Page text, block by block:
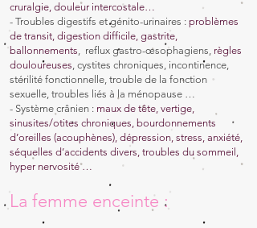
cruralgie, douleur intercostale…
- Troubles digestifs et génito-urinaires : problèmes
de transit, digestion difficile, gastrite,
ballonnements, reflux gastro-œsophagiens, règles
douloureuses, cystites chroniques, incontinence,
stérilité fonctionnelle, trouble de la fonction
sexuelle, troubles liés à la ménopause …
- Système crânien : maux de tête, vertige,
sinusites/otites chroniques, bourdonnements
d’oreilles (acouphènes), dépression, stress, anxiété,
séquelles d’accidents divers, troubles du sommeil,
hyper nervosité …
La femme enceinte :